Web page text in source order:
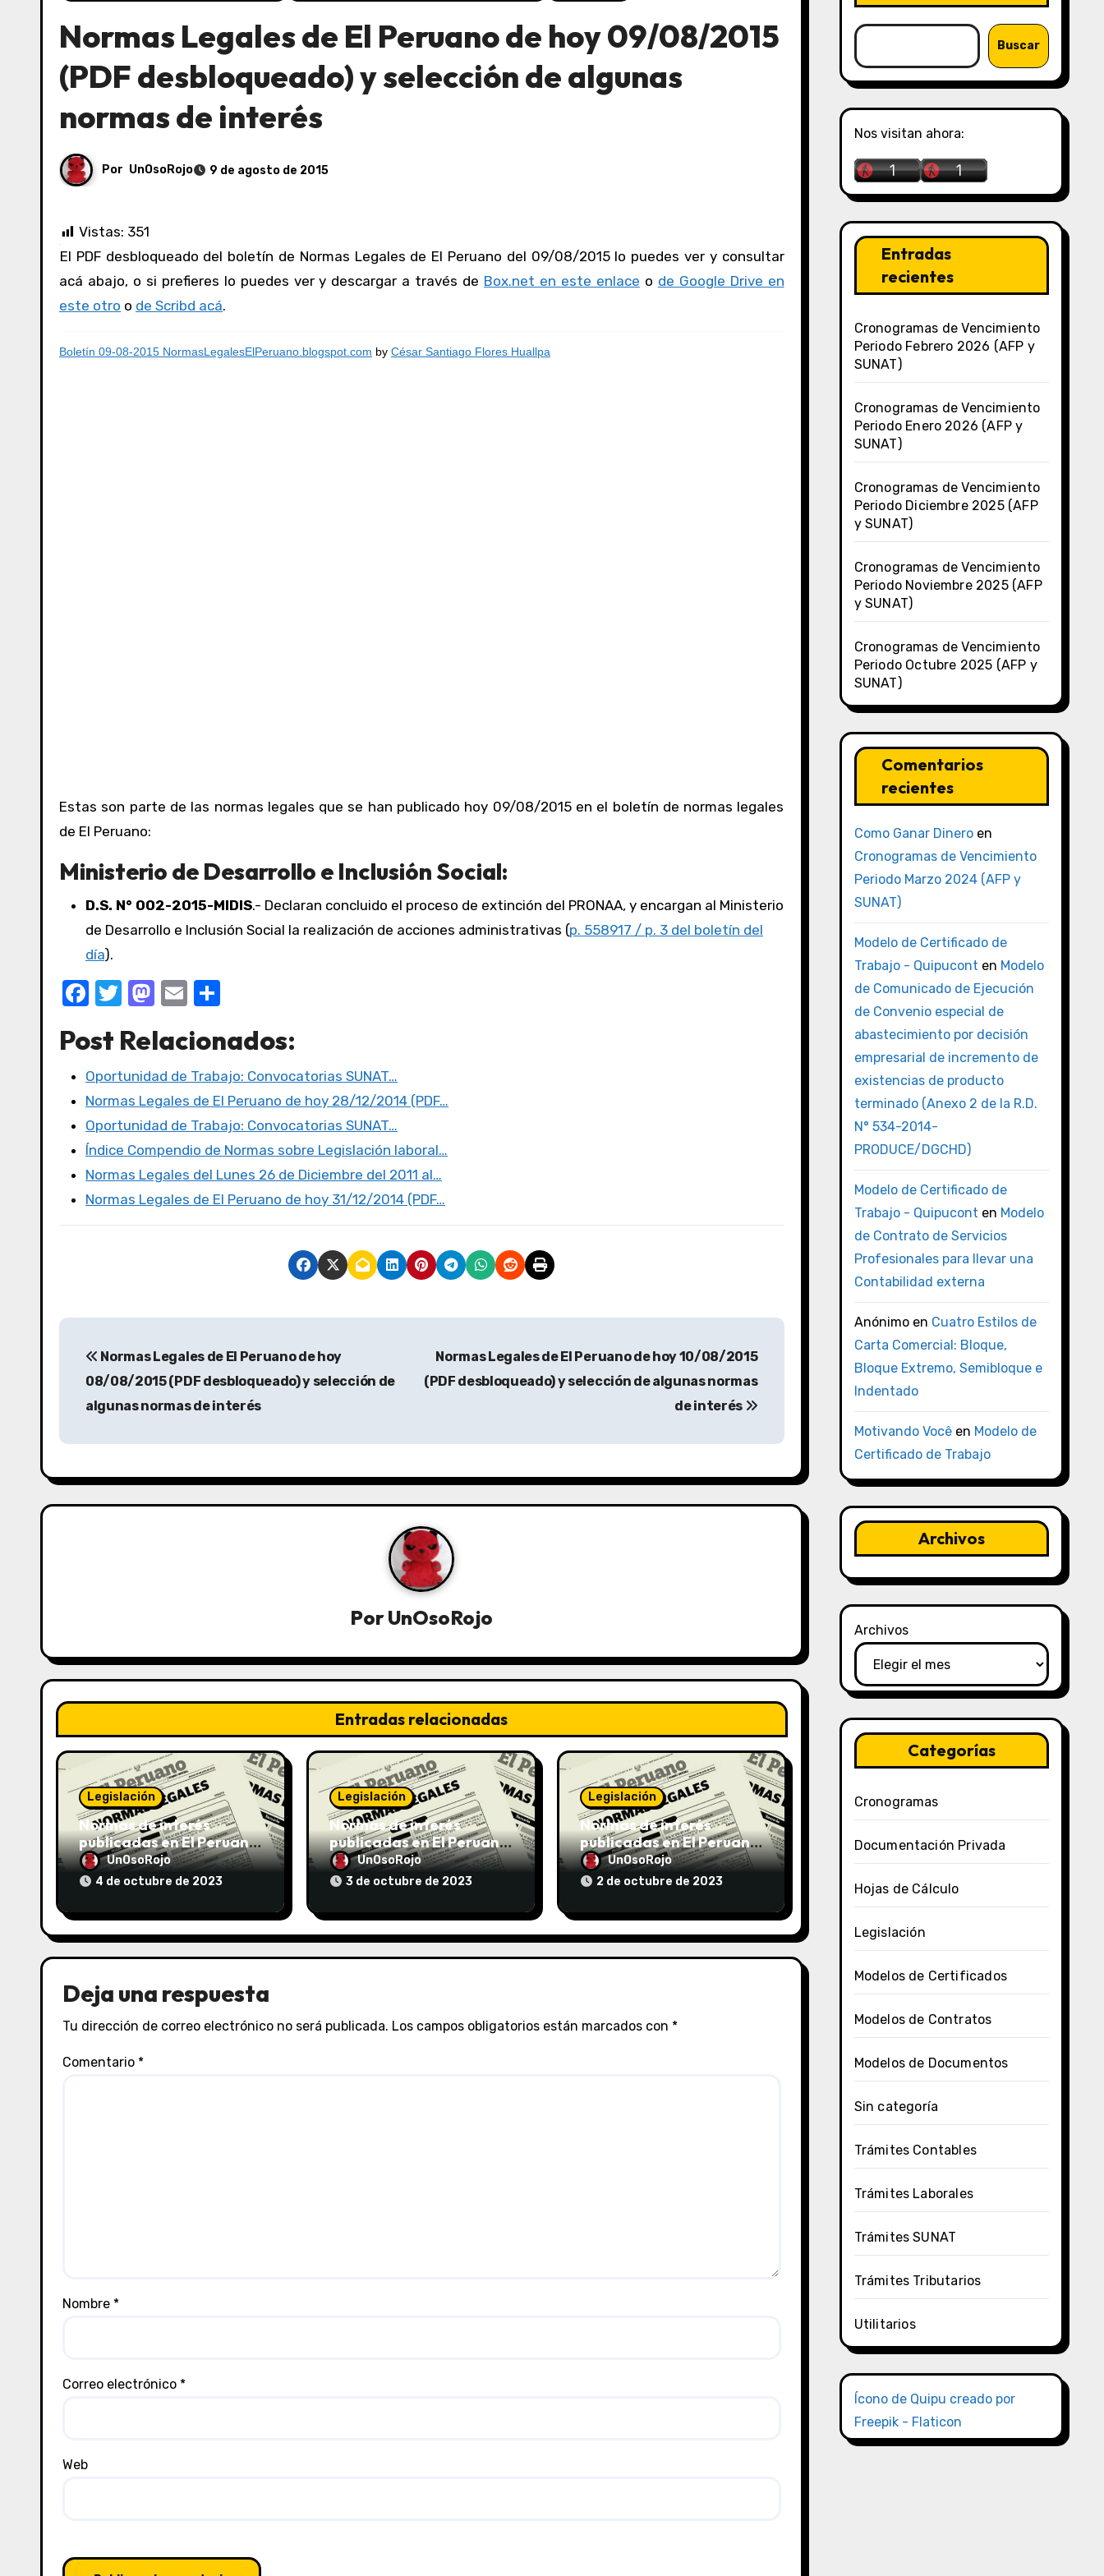
Normas Legales de El Peruano de hoy 09/08/2015
(PDF desbloqueado) y selección de algunas
normas de interés
Por UnOsoRojo 9 de agosto de 2015
Vistas: 351
El PDF desbloqueado del boletín de Normas Legales de El Peruano del 09/08/2015 lo puedes ver y consultar
acá abajo, o si prefieres lo puedes ver y descargar a través de Box.net en este enlace o de Google Drive en
este otro o de Scribd acá.
Boletín 09-08-2015 NormasLegalesElPeruano.blogspot.com by César Santiago Flores Huallpa
Estas son parte de las normas legales que se han publicado hoy 09/08/2015 en el boletín de normas legales
de El Peruano:
Ministerio de Desarrollo e Inclusión Social:
D.S. N° 002-2015-MIDIS.- Declaran concluido el proceso de extinción del PRONAA, y encargan al Ministerio
de Desarrollo e Inclusión Social la realización de acciones administrativas (p. 558917 / p. 3 del boletín del
día).
F
c
e
b
o
o
k
T
it
te
r
M
st
o
d
o
n
E
ail m
p
ar
tir
Post Relacionados:
Oportunidad de Trabajo: Convocatorias SUNAT…
Normas Legales de El Peruano de hoy 28/12/2014 (PDF…
Oportunidad de Trabajo: Convocatorias SUNAT…
Índice Compendio de Normas sobre Legislación laboral…
Normas Legales del Lunes 26 de Diciembre del 2011 al…
Normas Legales de El Peruano de hoy 31/12/2014 (PDF…
Normas Legales de El Peruano de hoy
08/08/2015 (PDF desbloqueado) y selección de
algunas normas de interés
Normas Legales de El Peruano de hoy 10/08/2015
(PDF desbloqueado) y selección de algunas normas
de interés
PorUnOsoRojo
Entradas relacionadas
Legislación
Normas de interés
publicadas en El Peruano
el 04/10/2023
UnOsoRojo
4 de octubre de 2023
Legislación
Normas de interés
publicadas en El Peruano
el 03/10/2023
UnOsoRojo
3 de octubre de 2023
Legislación
Normas de interés
publicadas en El Peruano
el 02/10/2023
UnOsoRojo
2 de octubre de 2023
Deja una respuesta
Tu dirección de correo electrónico no será publicada. Los campos obligatorios están marcados con *
Comentario *
Nombre *
Correo electrónico *
Web
Buscar
Nos visitan ahora:
Entradas
recientes
Cronogramas de Vencimiento
Periodo Febrero 2026 (AFP y
SUNAT)
Cronogramas de Vencimiento
Periodo Enero 2026 (AFP y
SUNAT)
Cronogramas de Vencimiento
Periodo Diciembre 2025 (AFP
y SUNAT)
Cronogramas de Vencimiento
Periodo Noviembre 2025 (AFP
y SUNAT)
Cronogramas de Vencimiento
Periodo Octubre 2025 (AFP y
SUNAT)
Comentarios
recientes
Como Ganar Dineroen
Cronogramas de Vencimiento
Periodo Marzo 2024 (AFP y
SUNAT)
Modelo de Certificado de
Trabajo - Quipucont en Modelo
de Comunicado de Ejecución
de Convenio especial de
abastecimiento por decisión
empresarial de incremento de
existencias de producto
terminado (Anexo 2 de la R.D.
N° 534-2014-
PRODUCE/DGCHD)
Modelo de Certificado de
Trabajo - Quipucont en Modelo
de Contrato de Servicios
Profesionales para llevar una
Contabilidad externa
Anónimoen Cuatro Estilos de
Carta Comercial: Bloque,
Bloque Extremo, Semibloque e
Indentado
Motivando Vocêen Modelo de
Certificado de Trabajo
Archivos
Archivos
Categorías
Cronogramas
Documentación Privada
Hojas de Cálculo
Legislación
Modelos de Certificados
Modelos de Contratos
Modelos de Documentos
Sin categoría
Trámites Contables
Trámites Laborales
Trámites SUNAT
Trámites Tributarios
Utilitarios
Ícono de Quipu creado por
Freepik - Flaticon